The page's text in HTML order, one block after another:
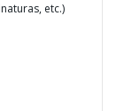
etc.)